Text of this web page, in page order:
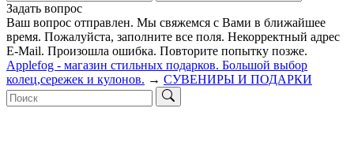
Задать вопрос
Ваш вопрос отправлен. Мы свяжемся с Вами в ближайшее
время. Пожалуйста, заполните все поля. Некорректный адрес
E-Mail. Произошла ошибка. Повторите попытку позже.
Applefog - магазин стильных подарков. Большой выбор
колец,сережек и кулонов. → СУВЕНИРЫ И ПОДАРКИ